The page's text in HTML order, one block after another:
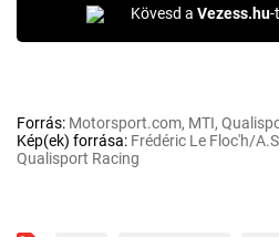
Kövesd a Vezess.hu-
Forrás: Motorsport.com, MTI,
Kép(ek) forrása: Frédéric Le Floc'h/
Qualisport Racing